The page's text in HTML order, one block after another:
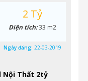
Nội Thất 2tỷ
2 Tỷ
Diện tích:33 m2
Ngày đăng: 22-03-2019